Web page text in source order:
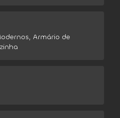
Armário de